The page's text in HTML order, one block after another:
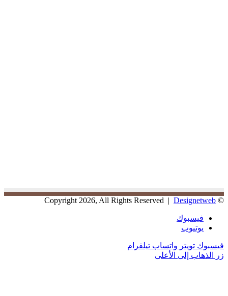
© Copyright 2026, All Rights Reserved |
Designetweb
فيسبوك
يوتيوب
فيسبوك تويتر واتساب تيلقرام
زر الذهاب إلى الأعلى